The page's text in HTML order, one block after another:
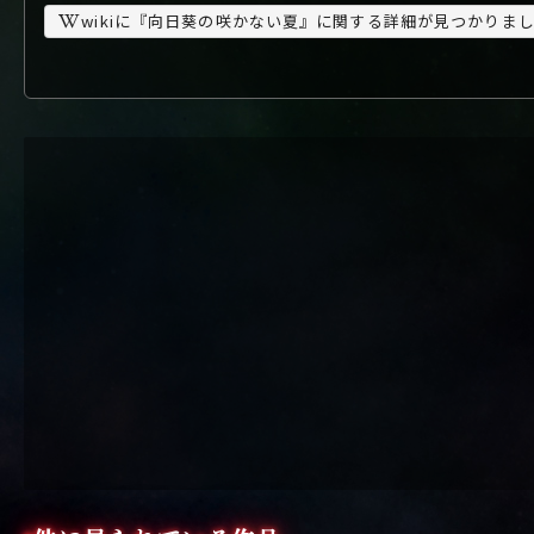
wikiに『向日葵の咲かない夏』に関する詳細が見つかりま